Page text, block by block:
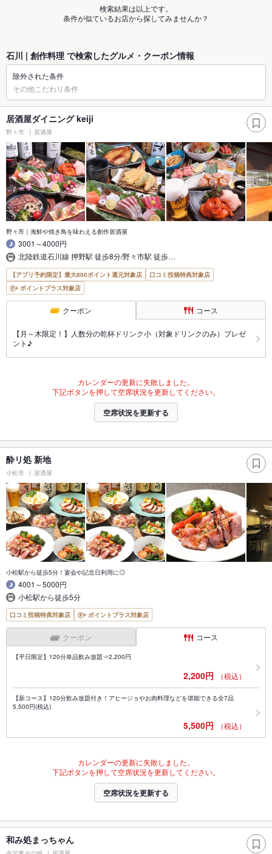
検索結果は以上です。
条件が似ているお店から探してみませんか？
石川 | 創作料理 で検索したグルメ・クーポン情報
除外された条件
その他こだわり条件
居酒屋ダイニング keiji
野々市 居酒屋
野々市｜海鮮や焼き鳥を味わえる創作居酒屋
3001～4000円
北陸鉄道石川線 押野駅 徒歩8分/野々市駅 徒歩…
【アプリ予約限定】最大800ポイント還元対象店
口コミ投稿特典対象店
ポイントプラス対象店
クーポン コース
【月～木限定！】人数分の乾杯ドリンク小（対象ドリンクのみ）プレゼ
ント♪
カレンダーの更新に失敗しました。
下記ボタンを押して空席状況を更新してください。
空席状況を更新する
酔リ処 新地
小松市 居酒屋
小松駅から徒歩5分！宴会や記念日利用に◎
4001～5000円
小松駅から徒歩5分
口コミ投稿特典対象店 ポイントプラス対象店
クーポン コース
【平日限定】120分単品飲み放題⇒2,200円
2,200円 （税込）
【新コース】120分飲み放題付き！アヒージョやお肉料理などを堪能できる全7品
5,500円(税込)
5,500円 （税込）
カレンダーの更新に失敗しました。
下記ボタンを押して空席状況を更新してください。
空席状況を更新する
和み処まっちゃん